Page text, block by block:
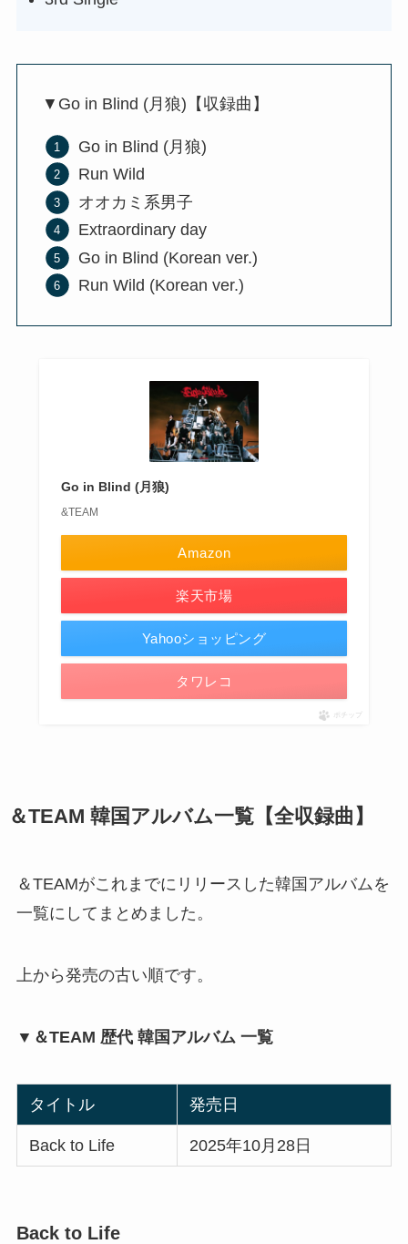
▼Go in Blind (月狼)【収録曲】
Go in Blind (月狼)
Run Wild
オオカミ系男子
Extraordinary day
Go in Blind (Korean ver.)
Run Wild (Korean ver.)
Go in Blind (月狼)
&TEAM
Amazon
楽天市場
Yahooショッピング
タワレコ
ポチップ
＆TEAM 韓国アルバム一覧【全収録曲】
＆TEAMがこれまでにリリースした韓国アルバムを
一覧にしてまとめました。
上から発売の古い順です。
▼＆TEAM 歴代 韓国アルバム 一覧
タイトル 発売日
Back to Life 2025年10月28日
Back to Life